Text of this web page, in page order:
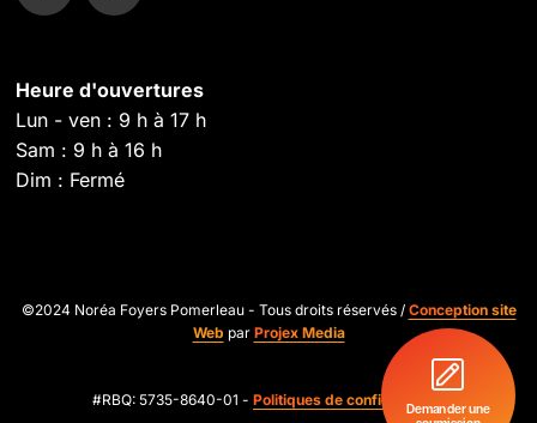
Heure d'ouvertures
Lun - ven : 9 h à 17 h
Sam : 9 h à 16 h
Dim : Fermé
©2024 Noréa Foyers Pomerleau - Tous droits réservés / Conception site
Web par Projex Media
#RBQ: 5735-8640-01 - Politiques de confidentialité